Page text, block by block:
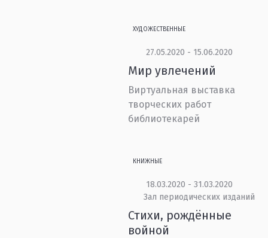
ХУДОЖЕСТВЕННЫЕ
27.05.2020 - 15.06.2020
Мир увлечений
Виртуальная выставка
творческих работ
библиотекарей
КНИЖНЫЕ
18.03.2020 - 31.03.2020
Зал периодических изданий
Стихи, рождённые
войной